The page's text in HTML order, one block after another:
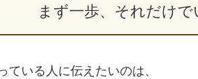
まず一歩、それだけで
ている人に伝えたいのは、